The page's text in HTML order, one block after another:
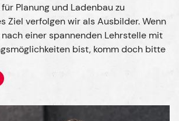
Planung und Ladenbau zu
Ziel verfolgen wir als Ausbilder. Wenn
einer spannenden Lehrstelle mit
bist, komm doch bitte